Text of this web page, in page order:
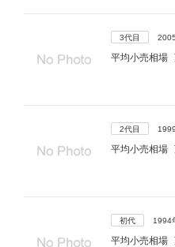
3代目
平均小売相場
2代目
平均小売相場
初代 1994
平均小売相場